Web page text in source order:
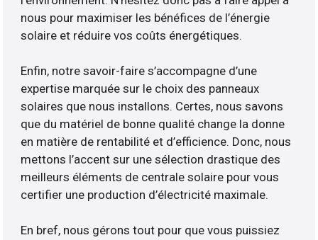
nous pour maximiser les bénéfices de l’énergie
solaire et réduire vos coûts énergétiques.
Enfin, notre savoir-faire s’accompagne d’une
expertise marquée sur le choix des panneaux
solaires que nous installons. Certes, nous savons
que du matériel de bonne qualité change la donne
en matière de rentabilité et d’efficience. Donc, nous
mettons l’accent sur une sélection drastique des
meilleurs éléments de centrale solaire pour vous
certifier une production d’électricité maximale.
En bref, nous gérons tout pour que vous puissiez